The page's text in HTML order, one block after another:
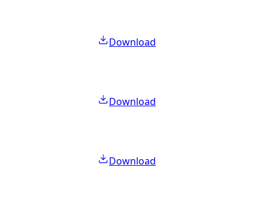
Download
Download
Download